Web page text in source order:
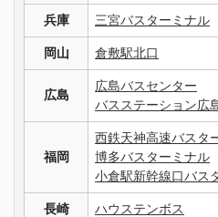
兵庫 三宮バスターミナル
岡山 倉敷駅北口
広島
広島バスセンター
バスステーション広
福岡
西鉄天神高速バスタ
博多バスターミナル
小倉駅新幹線口バス
長崎 ハウステンボス